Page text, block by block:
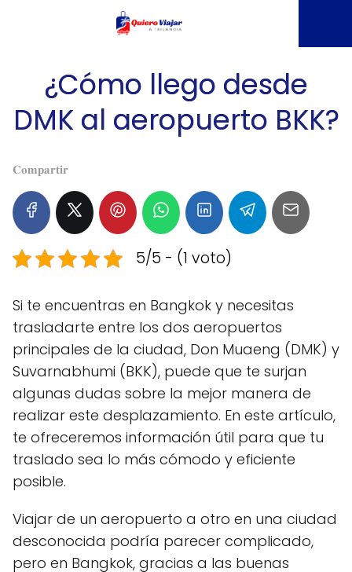
¿Cómo llego desde
DMK al aeropuerto BKK?
𝐂𝐨𝐦𝐩𝐚𝐫𝐭𝐢𝐫
5/5 - (1 voto)
Si te encuentras en Bangkok y necesitas
trasladarte entre los dos aeropuertos
principales de la ciudad, Don Muaeng (DMK) y
Suvarnabhumi (BKK), puede que te surjan
algunas dudas sobre la mejor manera de
realizar este desplazamiento. En este artículo,
te ofreceremos información útil para que tu
traslado sea lo más cómodo y eficiente
posible.
Viajar de un aeropuerto a otro en una ciudad
desconocida podría parecer complicado,
pero en Bangkok, gracias a las buenas